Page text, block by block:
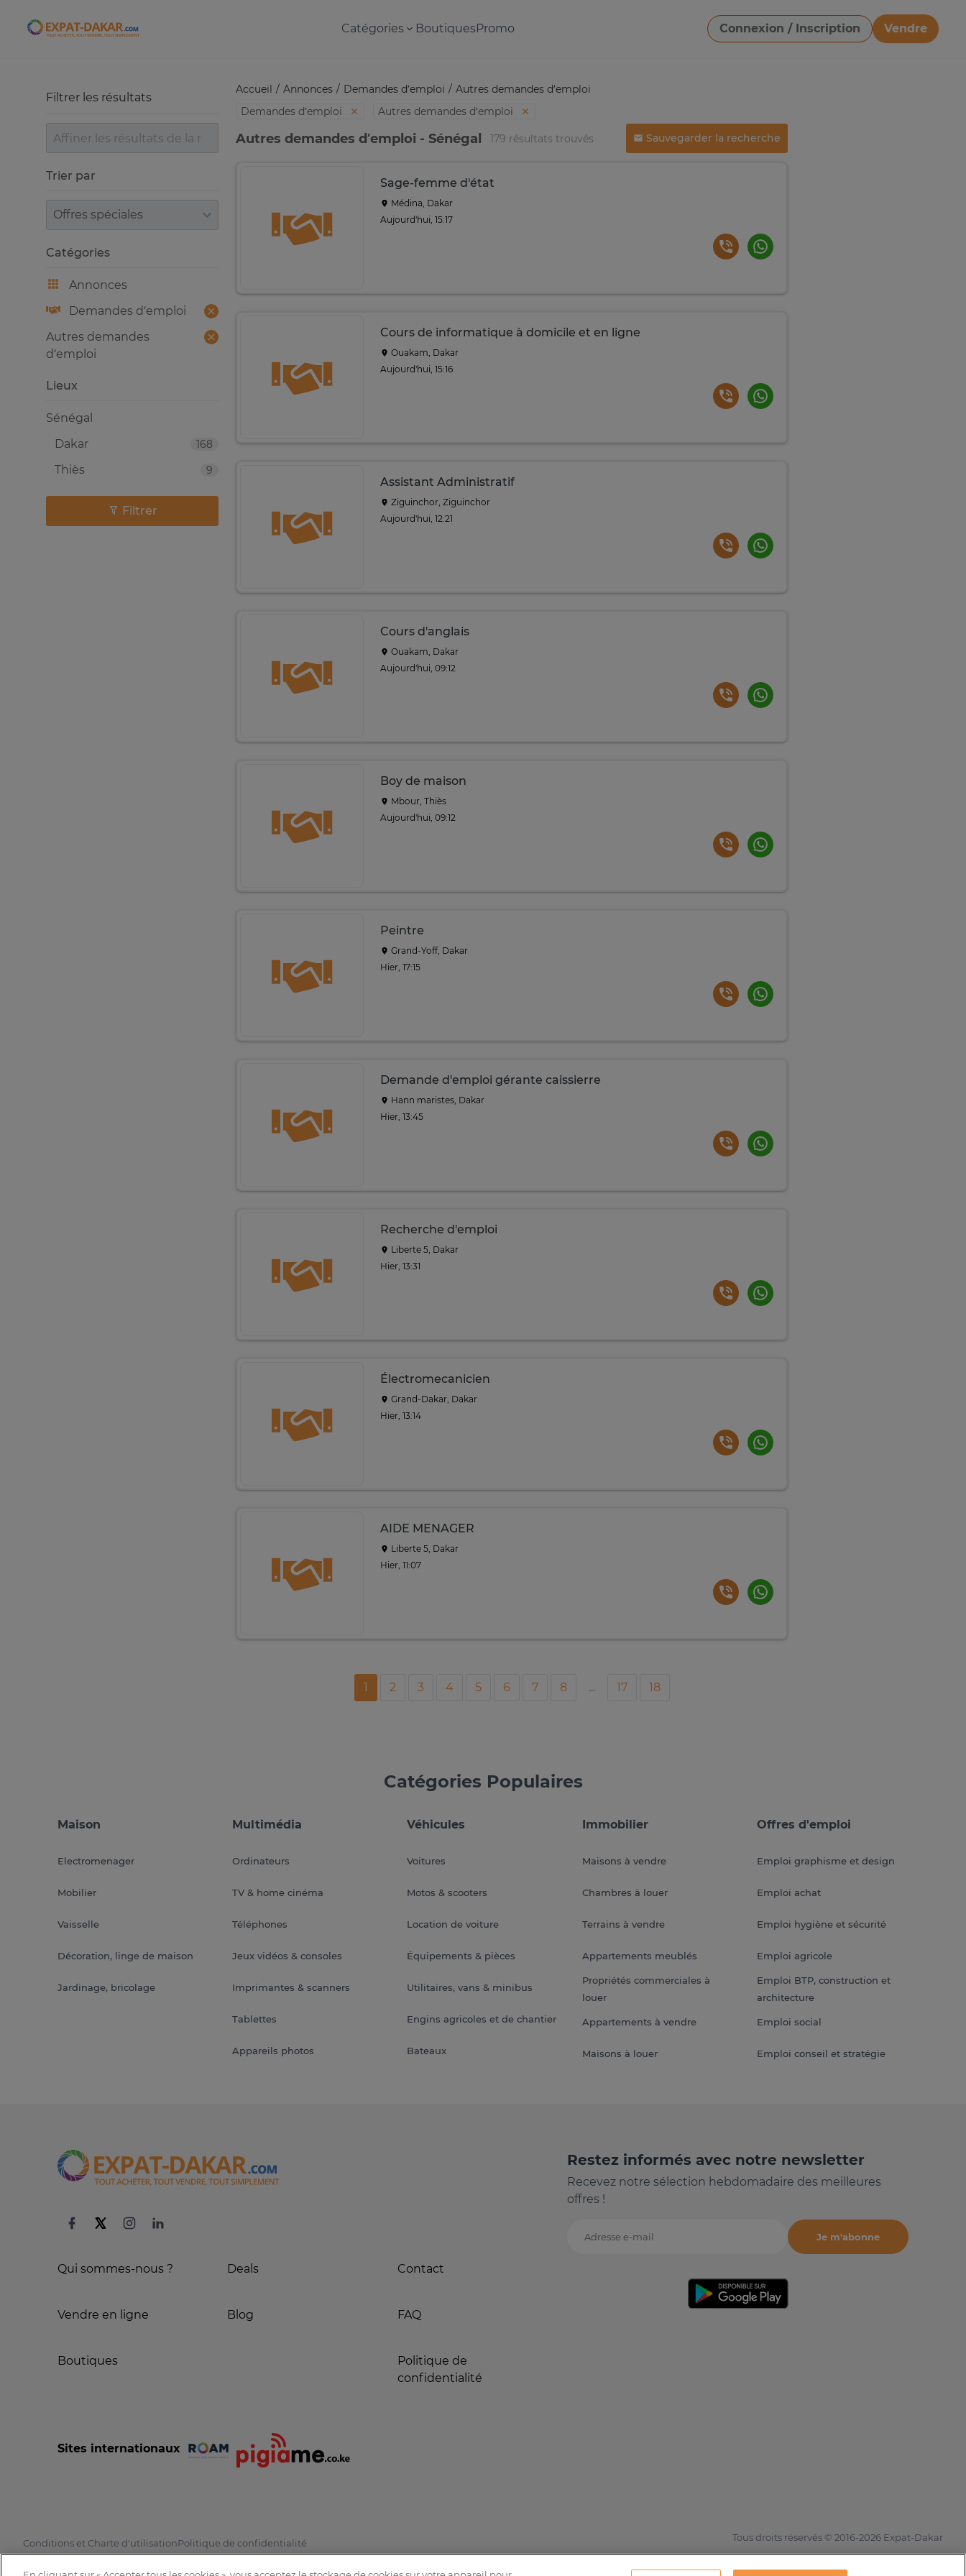
Expat-Dakar Catégories BoutiquesPromo Connexion / Inscription
Vendre
Télécharger une image
Accueil Annonces Demandes d’emploi
Autres demandes d’emploi
Demandes d’emploi
Autres demandes d’emploi
Autres demandes d’emploi - Sénégal 179 résultats trouvés Sauvegarder la recherche
Sage-femme d'état
Médina, Dakar
Aujourd'hui, 15:17
Cours de informatique à domicile et en ligne
Ouakam, Dakar
Aujourd'hui, 15:16
Assistant Administratif
Ziguinchor, Ziguinchor
Aujourd'hui, 12:21
Cours d'anglais
Ouakam, Dakar
Aujourd'hui, 09:12
Boy de maison
Mbour, Thiès
Aujourd'hui, 09:12
Peintre
Grand-Yoff, Dakar
Hier, 17:15
Demande d'emploi gérante caissierre
Hann maristes, Dakar
Hier, 13:45
Recherche d'emploi
Liberte 5, Dakar
Hier, 13:31
Électromecanicien
Grand-Dakar, Dakar
Hier, 13:14
AIDE MENAGER
Liberte 5, Dakar
Hier, 11:07
1 2 3 4 5 6 7 8 ... 17 18
Filtrer les résultats
Trier par
Trier par
Catégories
Annonces
Demandes d’emploi
Autres demandes
d’emploi
Lieux
Sénégal
168
Dakar
9
Thiès
Filtrer
Catégories Populaires
Maison
Electromenager
Mobilier
Vaisselle
Décoration, linge de maison
Jardinage, bricolage
Multimédia
Ordinateurs
TV & home cinéma
Téléphones
Jeux vidéos & consoles
Imprimantes & scanners
Tablettes
Appareils photos
Véhicules
Voitures
Motos & scooters
Location de voiture
Équipements & pièces
Utilitaires, vans & minibus
Engins agricoles et de chantier
Bateaux
Immobilier
Maisons à vendre
Chambres à louer
Terrains à vendre
Appartements meublés
Propriétés commerciales à
louer
Appartements à vendre
Maisons à louer
Offres d'emploi
Emploi graphisme et design
Emploi achat
Emploi hygiène et sécurité
Emploi agricole
Emploi BTP, construction et
architecture
Emploi social
Emploi conseil et stratégie
Qui sommes-nous ?
Vendre en ligne
Boutiques
Deals
Blog
Contact
FAQ
Politique de
confidentialité
Restez informés avec notre newsletter
Recevez notre sélection hebdomadaire des meilleures
offres !
Adresse e-mail
Je m'abonne
Sites internationaux
Conditions et Charte d'utilisationPolitique de confidentialité Tous droits réservés © 2016-2026 Expat-Dakar